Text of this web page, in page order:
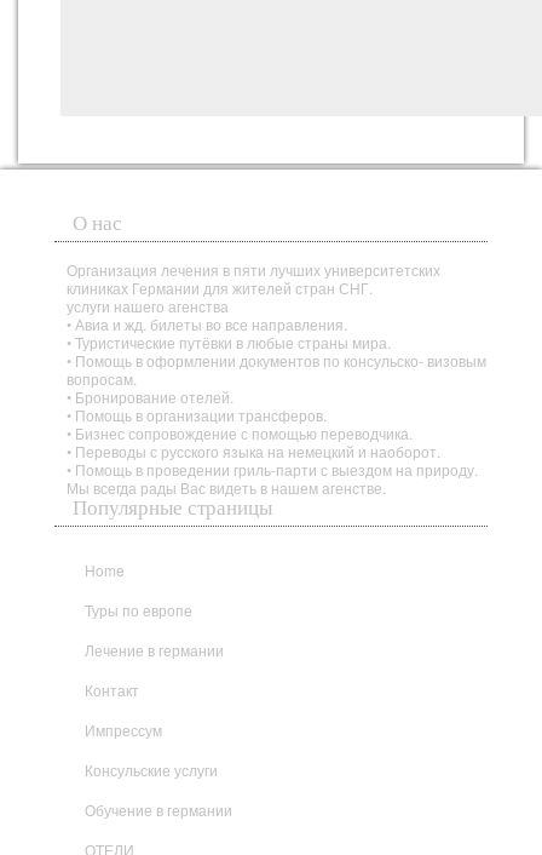
О нас
Организация лечения в пяти лучших университетских
клиниках Германии для жителей стран СНГ.
услуги нашего агенства
• Авиа и жд. билеты во все направления.
• Туристические путёвки в любые страны мира.
• Помощь в оформлении документов по консульско- визовым
вопросам.
• Бронирование отелей.
• Помощь в организации трансферов.
• Бизнес сопровождение с помощью переводчика.
• Переводы с русского языка на немецкий и наоборот.
• Помощь в проведении гриль-парти с выездом на природу.
Мы всегда рады Вас видеть в нашем агенстве.
Популярные страницы
Home
Туры по европе
Лечение в германии
Контакт
Импрессум
Консульские услуги
Обучение в германии
ОТЕЛИ